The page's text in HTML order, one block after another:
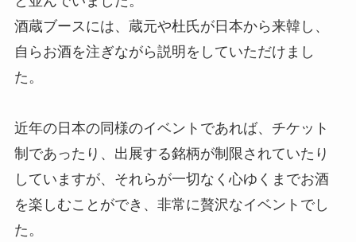
酒蔵ブースには、蔵元や杜氏が日本から来韓し、
自らお酒を注ぎながら説明をしていただけまし
た。
近年の日本の同様のイベントであれば、チケット
制であったり、出展する銘柄が制限されていたり
していますが、それらが一切なく心ゆくまでお酒
を楽しむことができ、非常に贅沢なイベントでし
た。